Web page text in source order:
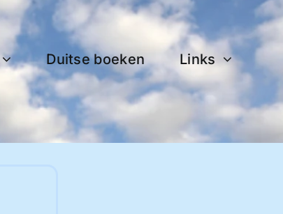
Duitse boeken Links